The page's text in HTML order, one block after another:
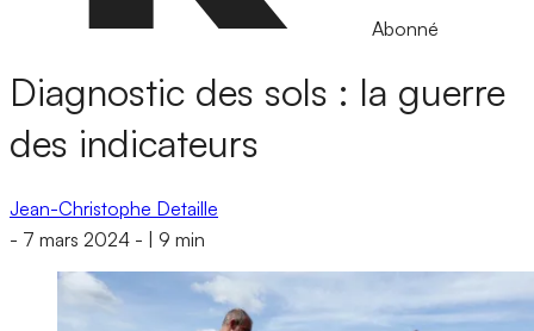
Abonné
Diagnostic des sols : la guerre
des indicateurs
Jean-Christophe Detaille
- 7 mars 2024 - 9 min